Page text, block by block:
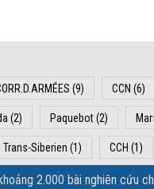
(9) CCN (6)
(2) Paquebot(2)
Trans-Siberien (1) CCH (1)
2.000 bài nghiên cứu